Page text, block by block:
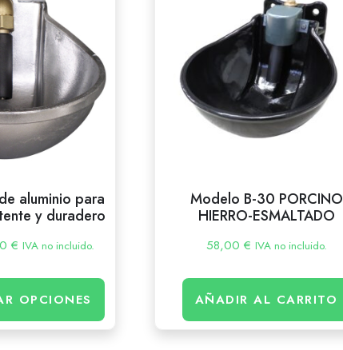
aluminio para
y duradero
€ IVA no incluido.
OPCIONES
Modelo B-30 PORCINO
HIERRO-ESMALTADO
58,00 € IVA no incluido.
AÑADIR AL CARRITO